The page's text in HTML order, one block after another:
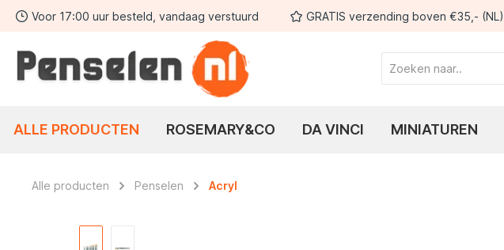
Ga naar de hoofdnavigatie
Voor 17:00 uur besteld, vandaag verstuurd GRATIS verzending boven €35,- (NL)
ALLE PRODUCTEN ROSEMARY&CO DA VINCI MINIATUREN
Alle producten Penselen Acryl